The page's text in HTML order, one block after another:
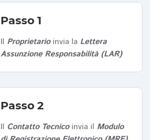
Passo 1
Il Proprietarioinvia la Lettera
Assunzione Responsabilità (LAR)
Passo 2
Il Contatto Tecnicoinvia il Modulo